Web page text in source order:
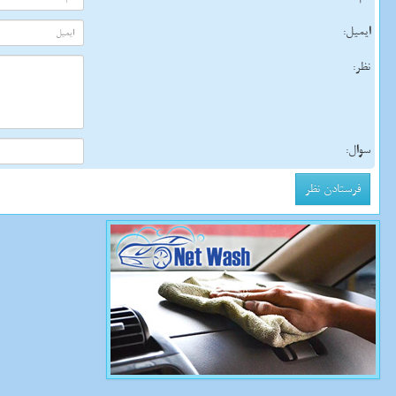
ایمیل:
نظر:
سوال: